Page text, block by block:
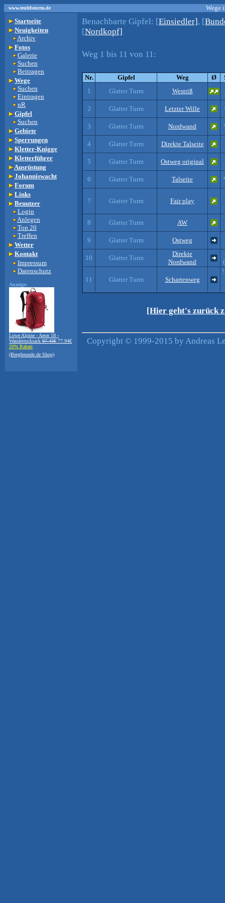
www.teufelsturm.de
Wege
Startseite
Neuigkeiten
Archiv
Fotos
Galerie
Suchen
Beitragen
Wege
Suchen
Eintragen
nR
Gipfel
Suchen
Gebiete
Sperrungen
Kletter-Knigge
Kletterführer
Ausrüstung
Johanniswacht
Forum
Links
Benutzer
Login
Anlegen
Top 20
Treffen
Wetter
Kontakt
Impressum
Datenschutz
Anzeige:
Lowe Alpine - Aeon 18 -
Wanderrucksack 97.43€ 77.94€
20% Rabatt
(Bergfreunde.de Shop)
Benachbarte Gipfel: [Einsiedler], [
[Nordkopf]
Weg 1 bis 11 von 11:
Nr. Gipfel Weg Ø
1
Glatter Turm Westriß
2
Glatter Turm Letzter Wille
3 Glatter Turm Nordwand
4 Glatter Turm Direkte Talseite
5 Glatter Turm Ostweg original
6 Glatter Turm Talseite
7 Glatter Turm Fair play
8 Glatter Turm AW
9 Glatter Turm Ostweg
10 Glatter Turm
Direkte
Nordwand
11 Glatter Turm Schartenweg
[Hier geht's zurück
Copyright © 1999-2015 by Andreas